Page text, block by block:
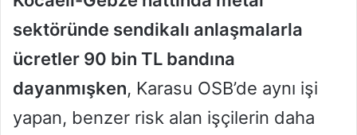
sektöründe sendikalı anlaşmalarla
ücretler 90 bin TL bandına
dayanmışken, Karasu OSB’de aynı işi
yapan, benzer risk alan işçilerin daha